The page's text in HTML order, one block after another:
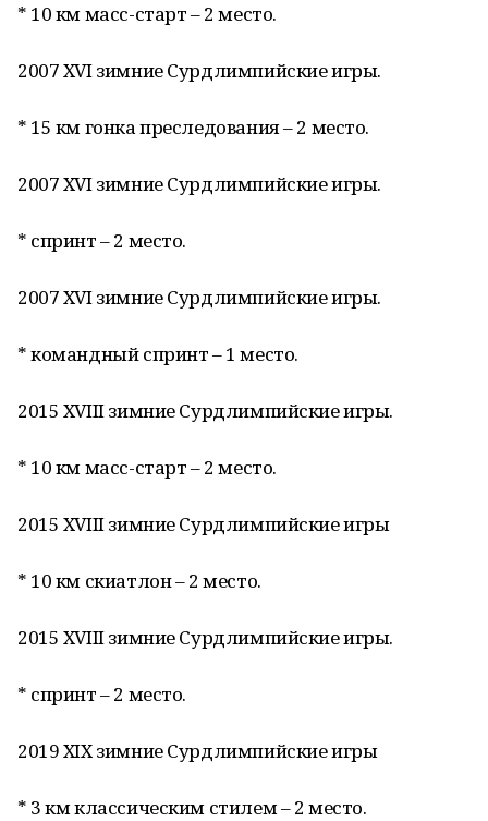
* 10 км масс-старт – 2 место.
2007 XVI зимние Сурдлимпийские игры.
* 15 км гонка преследования – 2 место.
2007 XVI зимние Сурдлимпийские игры.
* спринт – 2 место.
2007 XVI зимние Сурдлимпийские игры.
* командный спринт – 1 место.
2015 XVIII зимние Сурдлимпийские игры.
* 10 км масс-старт – 2 место.
2015 XVIII зимние Сурдлимпийские игры
* 10 км скиатлон – 2 место.
2015 XVIII зимние Сурдлимпийские игры.
* спринт – 2 место.
2019 XIX зимние Сурдлимпийские игры
* 3 км классическим стилем – 2 место.